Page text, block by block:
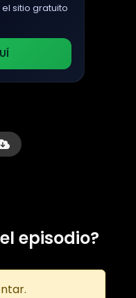
sitio gratuito
episodio?